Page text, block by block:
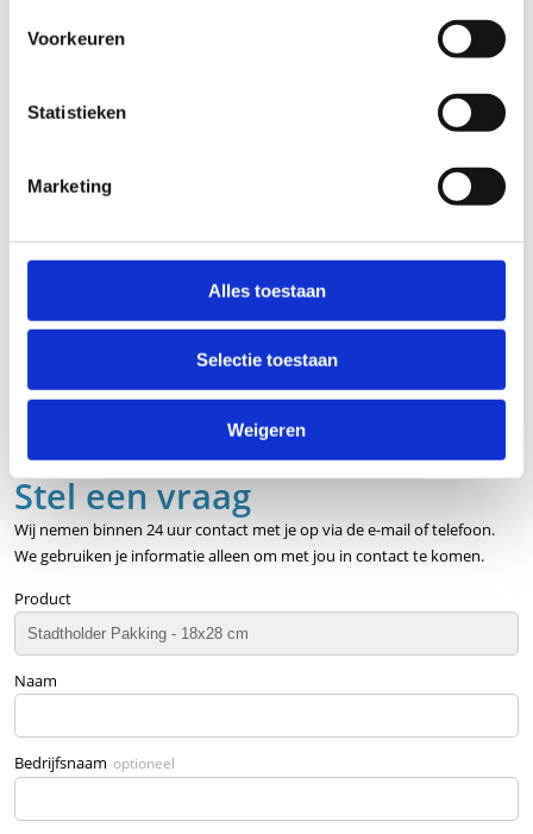
Voorkeuren
Statistieken
Marketing
Alles toestaan
Selectie toestaan
Weigeren
Verbruiksmateriaal - Hot / cold packs
Merk
Lengte
28 cm
18 cm
Afmeting
Stel een vraag
Wij nemen binnen 24 uur contact met je op via de e-mail of telefoon.
We gebruiken je informatie alleen om met jou in contact te komen.
Product
Naam
Bedrijfsnaam optioneel